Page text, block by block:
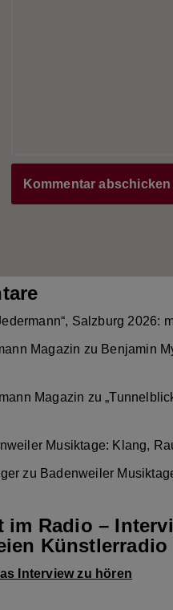
Salzburg 2026:
Magazin zu Benjamin
Magazin zu
Musiktage: Klang,
zu Badenweiler
Radio –
Künstlerradio
Interview zu hören